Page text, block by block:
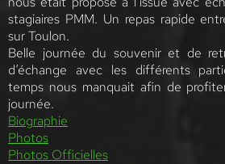
stagiaires PMM. Un repas rapide
sur Toulon.
Belle journée du souvenir et de
d’échange avec les différents
temps nous manquait afin de
journée.
Biographie
Photos
Photos Officielles